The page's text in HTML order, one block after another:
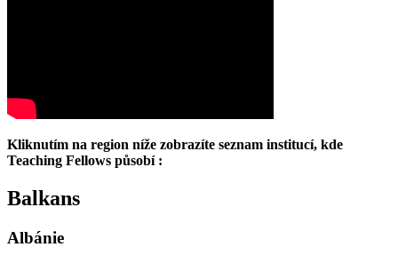
Kliknutím na region níže zobrazíte seznam institucí, kde
Teaching Fellows působí :
Balkans
Albánie